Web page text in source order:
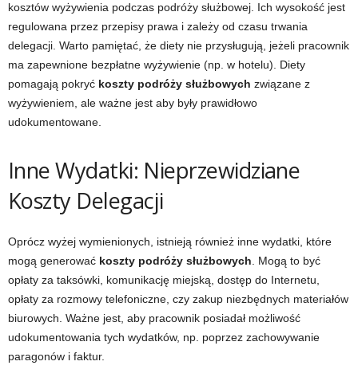
kosztów wyżywienia podczas podróży służbowej. Ich wysokość jest
regulowana przez przepisy prawa i zależy od czasu trwania
delegacji. Warto pamiętać, że diety nie przysługują, jeżeli pracownik
ma zapewnione bezpłatne wyżywienie (np. w hotelu). Diety
pomagają pokryć koszty podróży służbowych związane z
wyżywieniem, ale ważne jest aby były prawidłowo
udokumentowane.
Inne Wydatki: Nieprzewidziane
Koszty Delegacji
Oprócz wyżej wymienionych, istnieją również inne wydatki, które
mogą generować koszty podróży służbowych . Mogą to być
opłaty za taksówki, komunikację miejską, dostęp do Internetu,
opłaty za rozmowy telefoniczne, czy zakup niezbędnych materiałów
biurowych. Ważne jest, aby pracownik posiadał możliwość
udokumentowania tych wydatków, np. poprzez zachowywanie
paragonów i faktur.